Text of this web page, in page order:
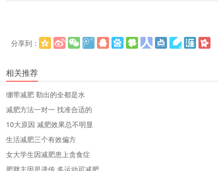
分享到：
相关推荐
绷带减肥 勒出的全都是水
减肥方法一对一 找准合适的
10大原因 减肥效果总不明显
生活减肥三个有效偏方
女大学生因减肥患上贪食症
肥胖主因是遗传 多运动可减肥